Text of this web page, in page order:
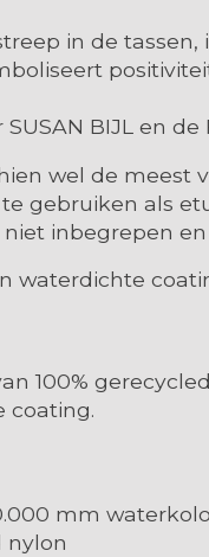
in de
BIJL en de
wel de
gebruiken als
inbegrepen
waterdichte
100%
coating.
mm
nylon